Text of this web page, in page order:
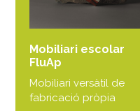
Mobiliari escolar
FluAp
Mobiliari versàtil de
fabricació pròpia